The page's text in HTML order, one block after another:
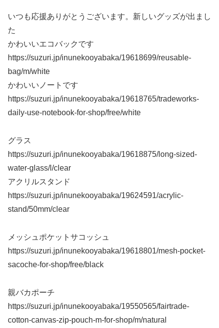
いつも応援ありがとうございます。新しいグッズが出まし
た
かわいいエコバックです
https://suzuri.jp/inunekooyabaka/19618699/reusable-
bag/m/white
かわいいノートです
https://suzuri.jp/inunekooyabaka/19618765/tradeworks-
daily-use-notebook-for-shop/free/white
グラス
https://suzuri.jp/inunekooyabaka/19618875/long-sized-
water-glass/l/clear
アクリルスタンド
https://suzuri.jp/inunekooyabaka/19624591/acrylic-
stand/50mm/clear
メッシュポケットサコッシュ
https://suzuri.jp/inunekooyabaka/19618801/mesh-pocket-
sacoche-for-shop/free/black
親バカポーチ
https://suzuri.jp/inunekooyabaka/19550565/fairtrade-
cotton-canvas-zip-pouch-m-for-shop/m/natural